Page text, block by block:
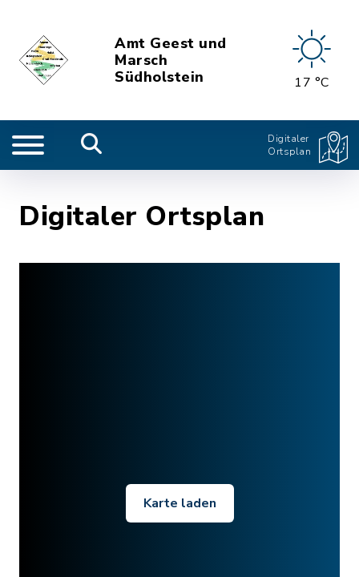
Amt Geest und
Marsch
Südholstein
17 °C
Digitaler
Ortsplan
Digitaler Ortsplan
Karte laden